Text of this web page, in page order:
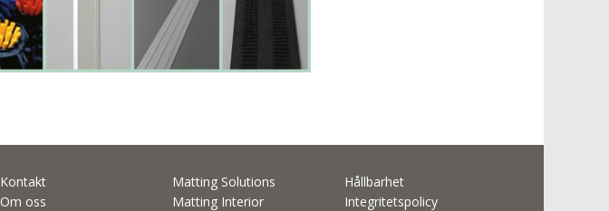
Kontakt
Om oss
Matting Solutions
Matting Interior
Hållbarhet
Integritetspolicy